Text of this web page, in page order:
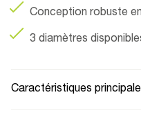
Conception robuste
3 diamètres
Caractéristiques